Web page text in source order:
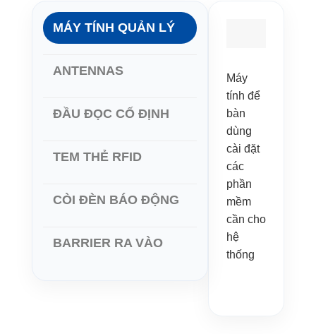
MÁY TÍNH QUẢN LÝ
ANTENNAS
ĐẦU ĐỌC CỐ ĐỊNH
TEM THẺ RFID
CÒI ĐÈN BÁO ĐỘNG
BARRIER RA VÀO
Máy
tính để
bàn
dùng
cài đặt
các
phần
mềm
cần cho
hệ
thống